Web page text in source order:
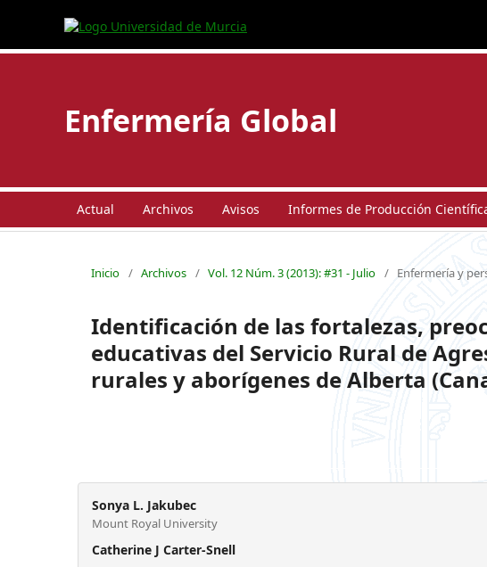
Enfermería Global
Actual Archivos Avisos Informes de Producción
Inicio / Archivos / Vol. 12 Núm. 3 (2013): #31 - Julio / Enfermería y
Identificación de las fortalezas,
educativas del Servicio Rural de
rurales y aborígenes de Alberta
Sonya L. Jakubec
Mount Royal University
Catherine J Carter-Snell